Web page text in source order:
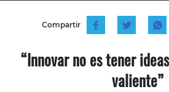
Compartir
“Innovar no es tener
valiente”